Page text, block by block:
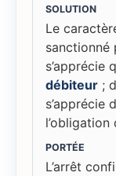
SOLUTION
Le
sanctionné
s’apprécie
débiteur ;
s’apprécie
l’obligation
PORTÉE
L’arrêt